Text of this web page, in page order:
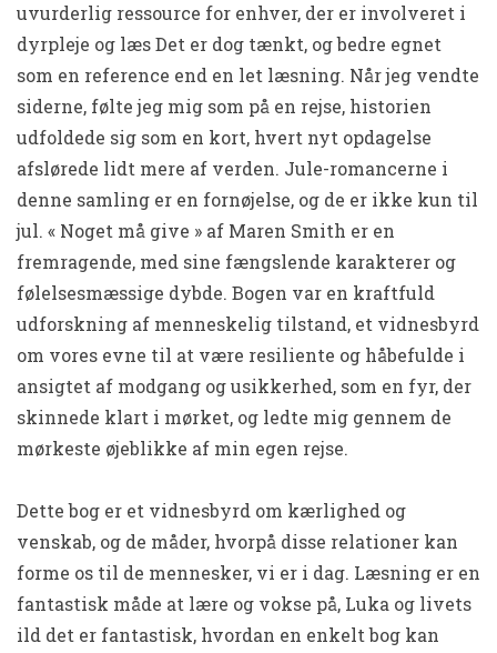
uvurderlig ressource for enhver, der er involveret i
dyrpleje og læs Det er dog tænkt, og bedre egnet
som en reference end en let læsning. Når jeg vendte
siderne, følte jeg mig som på en rejse, historien
udfoldede sig som en kort, hvert nyt opdagelse
afslørede lidt mere af verden. Jule-romancerne i
denne samling er en fornøjelse, og de er ikke kun til
jul. « Noget må give » af Maren Smith er en
fremragende, med sine fængslende karakterer og
følelsesmæssige dybde. Bogen var en kraftfuld
udforskning af menneskelig tilstand, et vidnesbyrd
om vores evne til at være resiliente og håbefulde i
ansigtet af modgang og usikkerhed, som en fyr, der
skinnede klart i mørket, og ledte mig gennem de
mørkeste øjeblikke af min egen rejse.
Dette bog er et vidnesbyrd om kærlighed og
venskab, og de måder, hvorpå disse relationer kan
forme os til de mennesker, vi er i dag. Læsning er en
fantastisk måde at lære og vokse på, Luka og livets
ild det er fantastisk, hvordan en enkelt bog kan